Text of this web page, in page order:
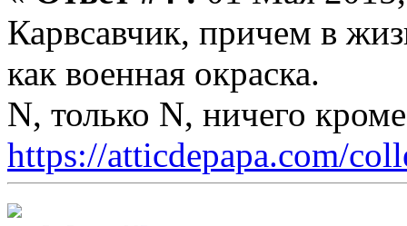
Карвсавчик, причем в
как военная окраска.
N, только N, ничего
https://atticdepapa.com/